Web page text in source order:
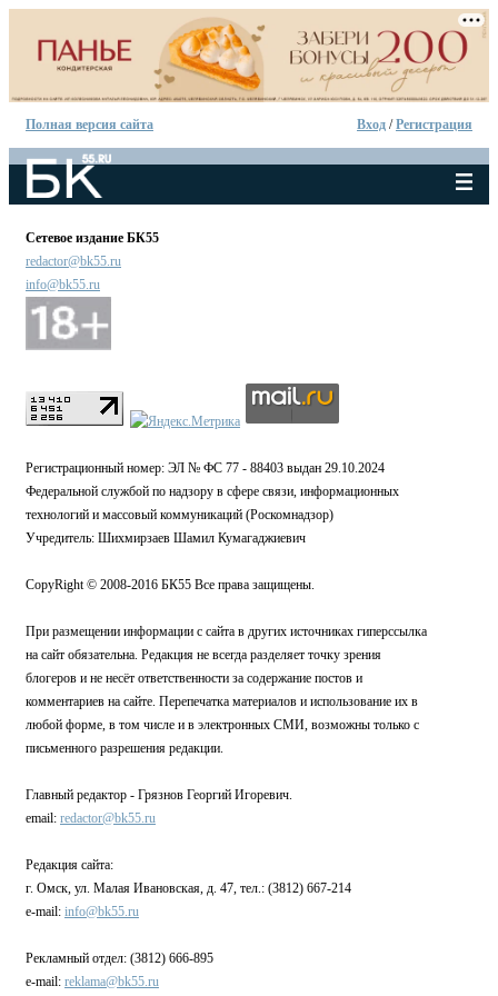
Полная версия сайта Вход /Регистрация
Сетевое издание БК55
redactor@bk55.ru
info@bk55.ru
Регистрационный номер: ЭЛ № ФС 77 - 88403 выдан 29.10.2024
Федеральной службой по надзору в сфере связи, информационных
технологий и массовый коммуникаций (Роскомнадзор)
Учредитель: Шихмирзаев Шамил Кумагаджиевич
CopyRight © 2008-2016 БК55 Все права защищены.
При размещении информации с сайта в других источниках гиперссылка
на сайт обязательна. Редакция не всегда разделяет точку зрения
блогеров и не несёт ответственности за содержание постов и
комментариев на сайте. Перепечатка материалов и использование их в
любой форме, в том числе и в электронных СМИ, возможны только с
письменного разрешения редакции.
Главный редактор - Грязнов Георгий Игоревич.
email: redactor@bk55.ru
Редакция сайта:
г. Омск, ул. Малая Ивановская, д. 47, тел.: (3812) 667-214
e-mail: info@bk55.ru
Рекламный отдел: (3812) 666-895
e-mail: reklama@bk55.ru